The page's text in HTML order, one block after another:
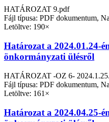
HATÁROZAT 9.pdf
Fájl típusa: PDF dokumentum,
Letöltve: 190×
Határozat a 2024.01.24-
önkormányzati ülésről
HATÁROZAT -OZ 6-
Fájl típusa: PDF dokumentum,
Letöltve: 161×
Határozat a 2024.04.25-